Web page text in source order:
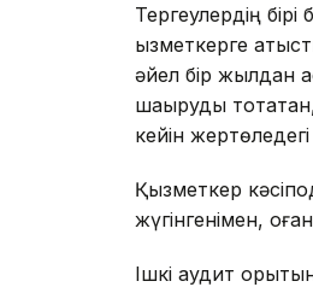
Тергеулердің
қызметкерге
әйел бір жылдан
шақыруды
кейін
Қызметкер
жүгінгенімен,
Ішкі аудит